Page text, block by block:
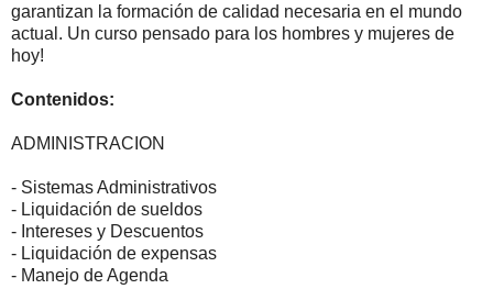
garantizan la formación de calidad necesaria en el mundo
actual. Un curso pensado para los hombres y mujeres de
hoy!
Contenidos:
ADMINISTRACION
- Sistemas Administrativos
- Liquidación de sueldos
- Intereses y Descuentos
- Liquidación de expensas
- Manejo de Agenda